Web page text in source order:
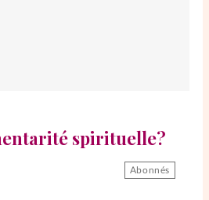
spirituelle?
Abonnés